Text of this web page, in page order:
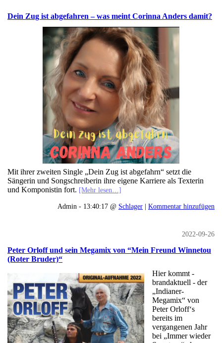
Dein Zug ist abgefahren – was meint Corinna Anders damit?
Mit ihrer zweiten Single „Dein Zug ist abgefahrn“ setzt die
Sängerin und Songschreiberin ihre eigene Karriere als Texterin
und Komponistin fort. [Mehr lesen…]
Admin - 13:40:17 @ Schlager | Kommentar hinzufügen
2022-09-26
Peter Orloff und sein Megamix von “Mein Freund Winnetou
(Roter Bruder)“
Hier kommt -
brandaktuell - der
„Indianer-
Megamix“ von
Peter Orloff‘s
bereits im
vergangenen Jahr
bei „Immer wieder